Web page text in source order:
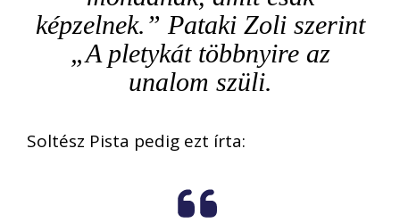
képzelnek.” Pataki Zoli szerint
„A pletykát többnyire az
unalom szüli.
Soltész Pista pedig ezt írta: